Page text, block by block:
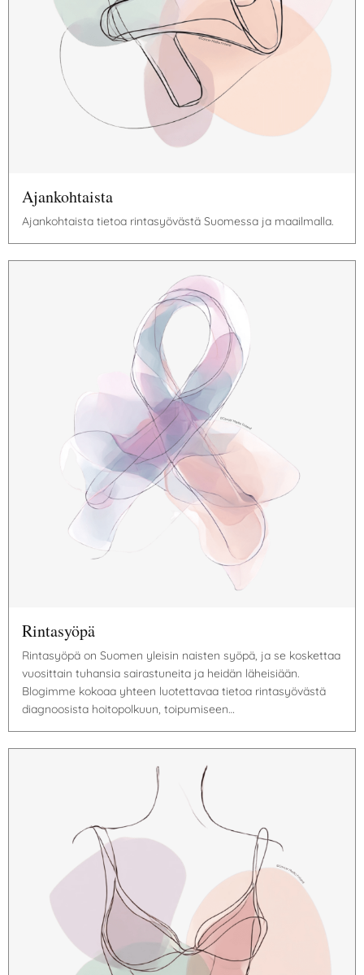
Ajankohtaista
Ajankohtaista tietoa rintasyövästä Suomessa ja maailmalla.
Rintasyöpä
Rintasyöpä on Suomen yleisin naisten syöpä, ja se koskettaa
vuosittain tuhansia sairastuneita ja heidän läheisiään.
Blogimme kokoaa yhteen luotettavaa tietoa rintasyövästä
diagnoosista hoitopolkuun, toipumiseen…